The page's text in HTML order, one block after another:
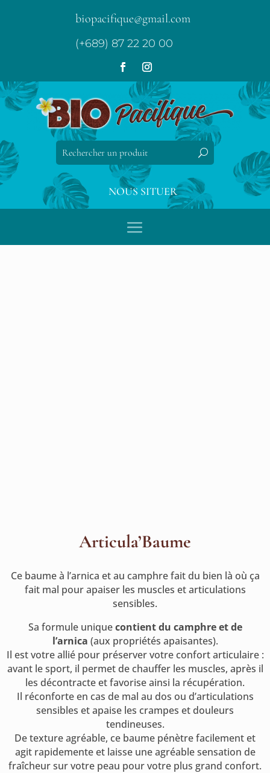
biopacifique@gmail.com
(+689) 87 22 20 00
NOUS SITUER
Articula’Baume
Ce baume à l’arnica et au camphre fait du bien là où ça
fait mal pour apaiser les muscles et articulations
sensibles.
Sa formule uniquecontient du camphre et de
l’arnica (aux propriétés apaisantes).
Il est votre allié pour préserver votre confort articulaire :
avant le sport, il permet de chauffer les muscles, après il
les décontracte et favorise ainsi la récupération.
Il réconforte en cas de mal au dos ou d’articulations
sensibles et apaise les crampes et douleurs
tendineuses.
De texture agréable, ce baume pénètre facilement et
agit rapidemente et laisse une agréable sensation de
fraîcheur sur votre peau pour votre plus grand confort.